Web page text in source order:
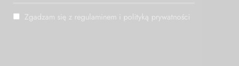
Zgadzam się z regulaminem i polityką prywatności